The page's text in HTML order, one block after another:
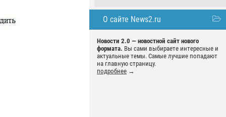
О сайте News2.ru
Новости 2.0 — новостной сайт нового
формата. Вы сами выбираете интересные и
актуальные темы. Самые лучшие попадают
на главную страницу.
подробнее →